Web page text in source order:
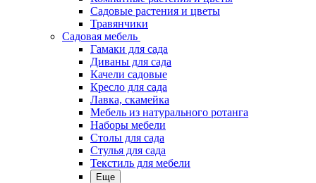
Садовые растения и цветы
Травянчики
Садовая мебель
Гамаки для сада
Диваны для сада
Качели садовые
Кресло для сада
Лавка, скамейка
Мебель из натурального ротанга
Наборы мебели
Столы для сада
Стулья для сада
Текстиль для мебели
Еще